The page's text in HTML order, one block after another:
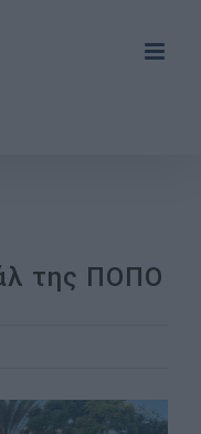
της ΠΟΠΟ